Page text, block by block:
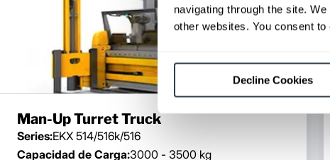
navigating through the site.
other websites. You consent
Decline Cookies
Man-Up Turret Truck
Series:EKX 514/516k/516
Capacidad de Carga:3000 - 3500 kg